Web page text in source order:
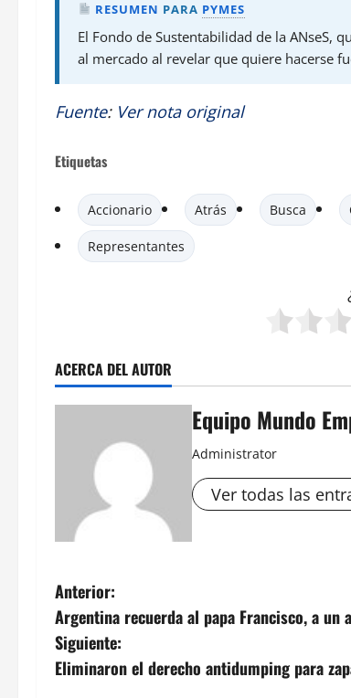
RESUMEN PARA PYMES
El Fondo de Sustentabilidad de la ANseS,
al mercado al revelar que quiere hacerse
Fuente: Ver nota original
Etiquetas
Accionario Atrás Busca
Representantes
ACERCA DEL AUTOR
Equipo Mundo
Administrator
Ver todas las
N
a
v
Anterior:
Argentina recuerda al papa Francisco, a un
Siguiente:
Eliminaron el derecho antidumping para